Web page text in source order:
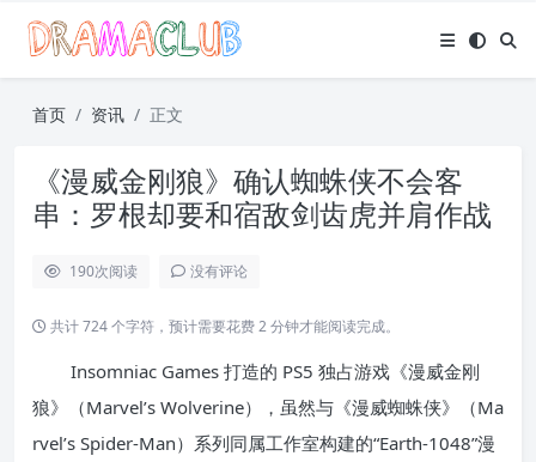
首页 资讯 正文
《漫威金刚狼》确认蜘蛛侠不会客
串：罗根却要和宿敌剑齿虎并肩作战
190次阅读 没有评论
共计 724 个字符，预计需要花费 2 分钟才能阅读完成。
Insomniac Games 打造的 PS5 独占游戏《漫威金刚
狼》（Marvel’s Wolverine），虽然与《漫威蜘蛛侠》（Ma
rvel’s Spider-Man）系列同属工作室构建的“Earth-1048”漫